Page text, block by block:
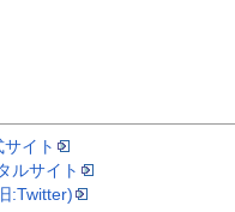
イト
ルサイト
:Twitter)